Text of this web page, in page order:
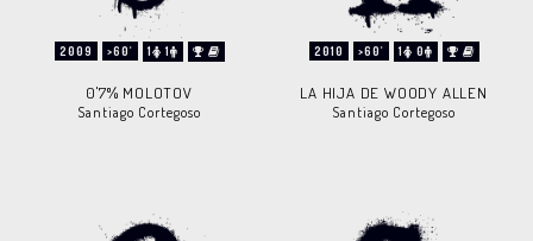
2009 >60' 1 1
0'7% MOLOTOV
Santiago Cortegoso
2010 >60' 1 0
LA HIJA DE WOODY ALLEN
Santiago Cortegoso